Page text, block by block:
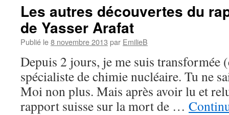
Les autres découvertes du
de Yasser Arafat
Publié le8 novembre 2013 par EmilieB
Depuis 2 jours, je me suis transformée
spécialiste de chimie nucléaire. Tu ne
Moi non plus. Mais après avoir lu et
rapport suisse sur la mort de …